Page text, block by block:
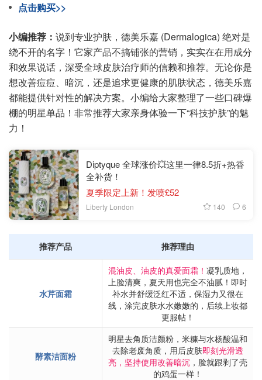
点击购买>>
小编推荐： 说到专业护肤，德美乐嘉 (Dermalogica) 绝对是
绕不开的名字！它家产品不搞铺张的营销，实实在在用成分
和效果说话，深受全球皮肤治疗师的信赖和推荐。无论你是
想改善痘痘、暗沉，还是追求更健康的肌肤状态，德美乐嘉
都能提供针对性的解决方案。小编给大家整理了一些口碑爆
棚的明星单品！非常推荐大家亲身体验一下“科技护肤”的魅
力！
Diptyque 全球涨价💥这里一律8.5折+热香
全补货！
夏季限定上新！发喷£52
Liberty London 140 6
推荐产品 推荐理由
水芹面霜
混油皮、油皮的真爱面霜！ 凝乳质地，
上脸清爽，夏天用也完全不油腻！即时
补水并舒缓泛红不适，保湿力又很在
线，涂完皮肤水水嫩嫩的，后续上妆都
更服帖！
酵素洁面粉
明星去角质洁颜粉，米糠与水杨酸温和
去除老废角质，用后皮肤即刻光滑透
亮，坚持使用改善暗沉 ，脸就跟剥了壳
的鸡蛋一样！